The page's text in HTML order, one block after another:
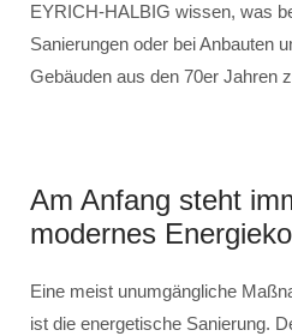
EYRICH-HALBIG wissen, was
Sanierungen oder bei Anbauten
Gebäuden aus den 70er Jahren
Am Anfang steht
modernes
Eine meist unumgängliche
ist die energetische Sanierung.